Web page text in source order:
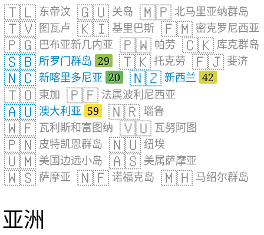
🇹🇱 东帝汶 🇬🇺 关岛 🇲🇵 北马里亚纳群岛
🇹🇻 图瓦卢 🇰🇮 基里巴斯 🇫🇲 密克罗尼西亚
🇵🇬 巴布亚新几内亚 🇵🇼 帕劳 🇨🇰 库克群岛
🇸🇧 所罗门群岛 29 🇹🇰 托克劳 🇫🇯 斐济
🇳🇨 新喀里多尼亚 20 🇳🇿 新西兰 42
🇹🇴 東加 🇵🇫 法属波利尼西亚
🇦🇺 澳大利亚 59 🇳🇷 瑙鲁
🇼🇫 瓦利斯和富图纳 🇻🇺 瓦努阿图
🇵🇳 皮特凯恩群岛 🇳🇺 纽埃
🇺🇲 美国边远小岛 🇦🇸 美属萨摩亚
🇼🇸 萨摩亚 🇳🇫 诺福克岛 🇲🇭 马绍尔群岛
亚洲